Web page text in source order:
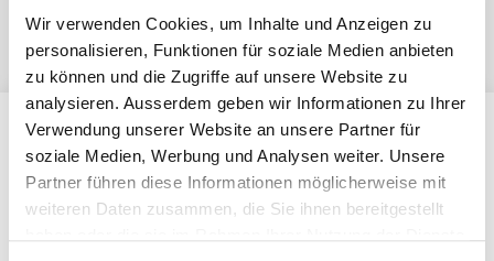
Wir verwenden Cookies, um Inhalte und Anzeigen zu
personalisieren, Funktionen für soziale Medien anbieten
zu können und die Zugriffe auf unsere Website zu
analysieren. Ausserdem geben wir Informationen zu Ihrer
Verwendung unserer Website an unsere Partner für
soziale Medien, Werbung und Analysen weiter. Unsere
Partner führen diese Informationen möglicherweise mit
weiteren Daten zusammen, die Sie ihnen bereitgestellt
The conference on the half-year results
was held on 30 July 2026. The record­ing is
published here.